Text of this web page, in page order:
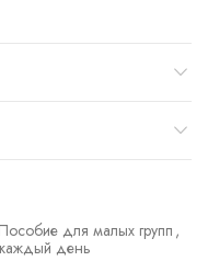
Пособие для малых групп ,
день